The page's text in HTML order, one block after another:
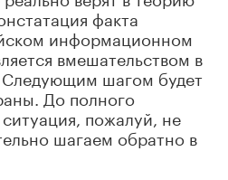
факта
информационном
вмешательством в
Следующим шагом будет
До полного
пожалуй, не
шагаем обратно в